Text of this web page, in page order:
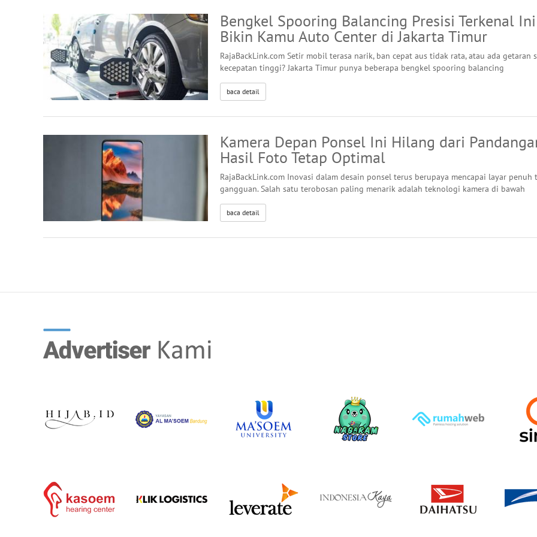
Bengkel Spooring Balancing Presisi Terkenal Ini
Bikin Kamu Auto Center di Jakarta Timur
RajaBackLink.com Setir mobil terasa narik, ban cepat aus tidak rata, atau ada getaran
kecepatan tinggi? Jakarta Timur punya beberapa bengkel spooring balancing
baca detail
Kamera Depan Ponsel Ini Hilang dari
Hasil Foto Tetap Optimal
RajaBackLink.com Inovasi dalam desain ponsel terus berupaya mencapai layar penuh
gangguan. Salah satu terobosan paling menarik adalah teknologi kamera di bawah
baca detail